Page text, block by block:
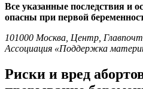
Все указанные последствия и
опасны при первой
101000 Москва, Центр,
Ассоциация «Поддержка
Риски и вред